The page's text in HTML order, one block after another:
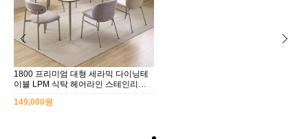
1800 프리미엄 대형 세라믹 다이닝테
이블 LPM 식탁 헤어라인 스테인리스
149,000원